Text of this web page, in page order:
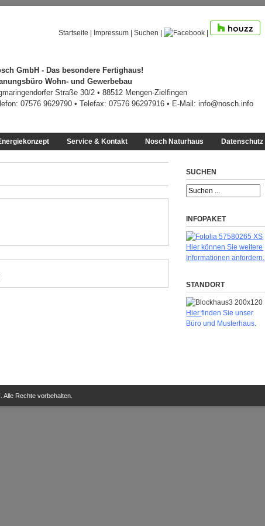
Startseite Impressum Suchen
GmbH - Das besondere Fertighaus!
Wohn- und Gewerbebau
Straße 30/2 • 88512 Mengen-Zielfingen
07576 9629790 • Telefax: 07576 96297916 • E-Mail: info@nosch.info
Service & Kontakt Nosch Naturhaus Datenschutz
SUCHEN
INFOPAKET
Hier können Sie weitere
Informationen anfordern.
STANDORT
Hier finden Sie unser
Büro und Musterhaus.
Rechte vorbehalten.